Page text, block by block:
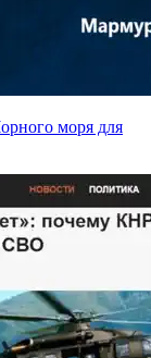
моря для